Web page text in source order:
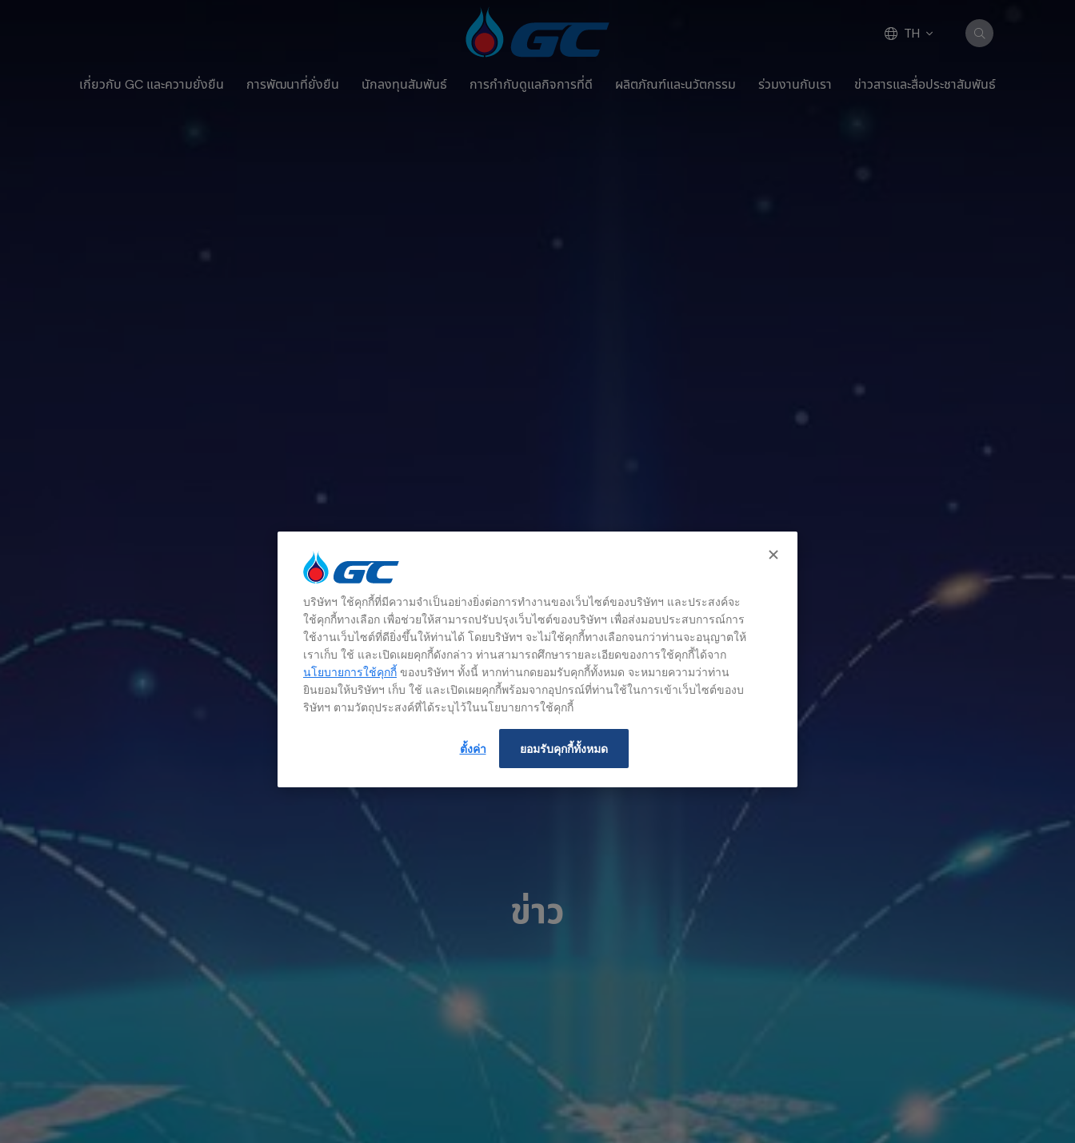
TH
เกี่ยวกับ GC และความยั่งยืน การพัฒนาที่ยั่งยืน นักลงทุนสัมพันธ์ การกำกับดูแลกิจการที่ดี ผลิตภัณฑ์และนวัตกรรม ร่วมงานกับเรา ข่าวสารและสื่อประชาสัมพันธ์
ข่าว
บริษัทฯ ใช้คุกกี้ที่มีความจำเป็นอย่างยิ่งต่อการทำงานของเว็บไซต์ของบริษัทฯ และประสงค์จะ
ใช้คุกกี้ทางเลือก เพื่อช่วยให้สามารถปรับปรุงเว็บไซต์ของบริษัทฯ เพื่อส่งมอบประสบการณ์การ
ใช้งานเว็บไซต์ที่ดียิ่งขึ้นให้ท่านได้ โดยบริษัทฯ จะไม่ใช้คุกกี้ทางเลือกจนกว่าท่านจะอนุญาตให้
เราเก็บ ใช้ และเปิดเผยคุกกี้ดังกล่าว ท่านสามารถศึกษารายละเอียดของการใช้คุกกี้ได้จาก
นโยบายการใช้คุกกี้ ของบริษัทฯ ทั้งนี้ หากท่านกดยอมรับคุกกี้ทั้งหมด จะหมายความว่าท่าน
ยินยอมให้บริษัทฯ เก็บ ใช้ และเปิดเผยคุกกี้พร้อมจากอุปกรณ์ที่ท่านใช้ในการเข้าเว็บไซต์ของบ
ริษัทฯ ตามวัตถุประสงค์ที่ได้ระบุไว้ในนโยบายการใช้คุกกี้
ตั้งค่า ยอมรับคุกกี้ทั้งหมด